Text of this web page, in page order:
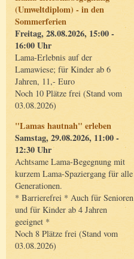
(Umweltdiplom) - in den
Sommerferien
Freitag, 28.08.2026, 15:00 -
16:00 Uhr
Lama-Erlebnis auf der
Lamawiese; für Kinder ab 6
Jahren, 11,- Euro
Noch 10 Plätze frei (Stand vom
03.08.2026)
"Lamas hautnah" erleben
Samstag, 29.08.2026, 11:00 -
12:30 Uhr
Achtsame Lama-Begegnung mit
kurzem Lama-Spaziergang für alle
Generationen.
* Barrierefrei * Auch für Senioren
und für Kinder ab 4 Jahren
geeignet *
Noch 8 Plätze frei (Stand vom
03.08.2026)